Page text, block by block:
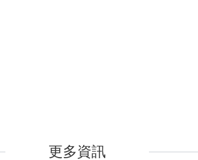
更多資訊